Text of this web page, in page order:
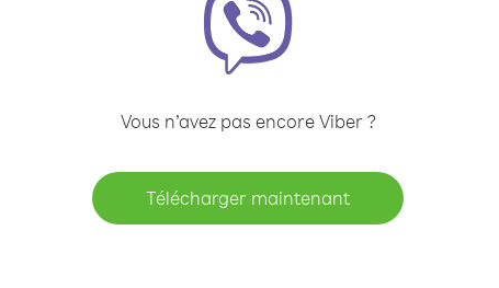
Vous n’avez pas encore Viber ?
Télécharger maintenant